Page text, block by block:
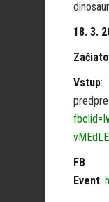
18. 3.
Vstup:
FB
Event: